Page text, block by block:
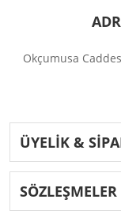
Okçumusa
ÜYELİK &
SÖZLEŞMELER